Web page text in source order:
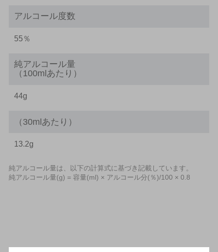
アルコール度数
55％
純アルコール量
（100mlあたり）
44g
（30mlあたり）
13.2g
純アルコール量は、以下の計算式に基づき記載しています。
純アルコール量(g) = 容量(ml) × アルコール分(％)/100 × 0.8